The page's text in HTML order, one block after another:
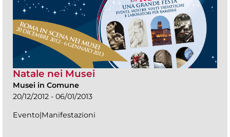
Natale nei Musei
Musei in Comune
20/12/2012 - 06/01/2013
Evento|Manifestazioni